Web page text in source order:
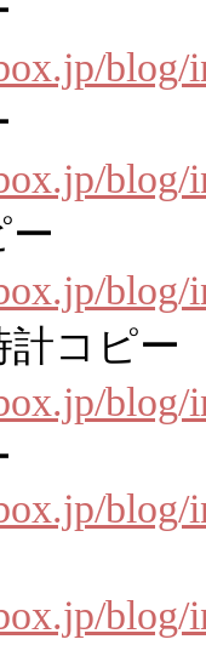
blog/
blog/
ー
blog/
コピー
blog/
blog/
blog/